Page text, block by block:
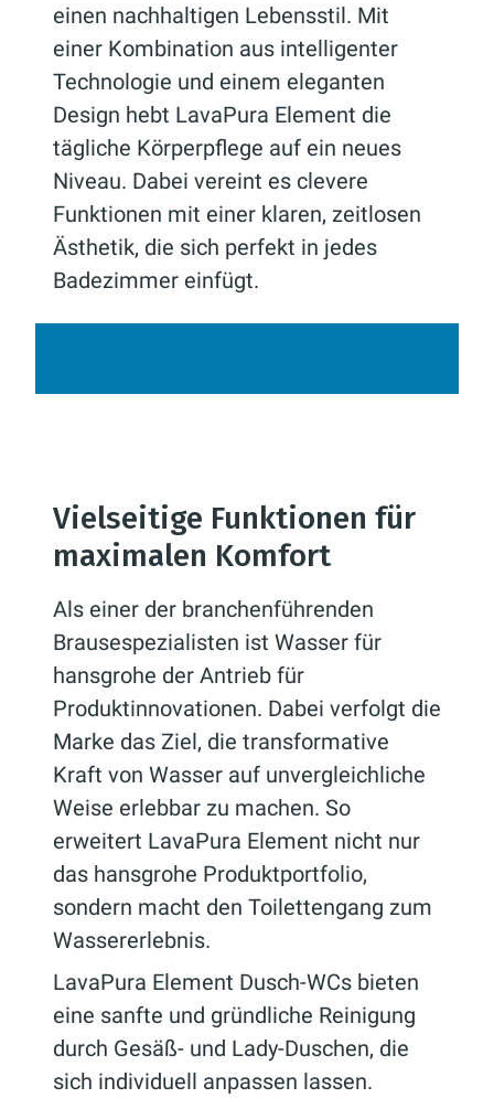
einen nachhaltigen Lebensstil. Mit
einer Kombination aus intelligenter
Technologie und einem eleganten
Design hebt LavaPura Element die
tägliche Körperpflege auf ein neues
Niveau. Dabei vereint es clevere
Funktionen mit einer klaren, zeitlosen
Ästhetik, die sich perfekt in jedes
Badezimmer einfügt.
Vielseitige Funktionen für
maximalen Komfort
Als einer der branchenführenden
Brausespezialisten ist Wasser für
hansgrohe der Antrieb für
Produktinnovationen. Dabei verfolgt die
Marke das Ziel, die transformative
Kraft von Wasser auf unvergleichliche
Weise erlebbar zu machen. So
erweitert LavaPura Element nicht nur
das hansgrohe Produktportfolio,
sondern macht den Toilettengang zum
Wassererlebnis.
LavaPura Element Dusch-WCs bieten
eine sanfte und gründliche Reinigung
durch Gesäß- und Lady-Duschen, die
sich individuell anpassen lassen.